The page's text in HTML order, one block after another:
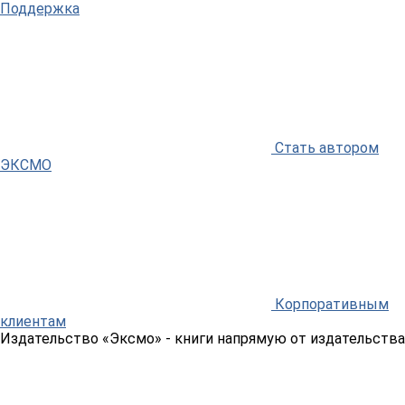
Поддержка
Стать автором
ЭКСМО
Корпоративным
клиентам
Издательство «Эксмо» - книги напрямую от издательства